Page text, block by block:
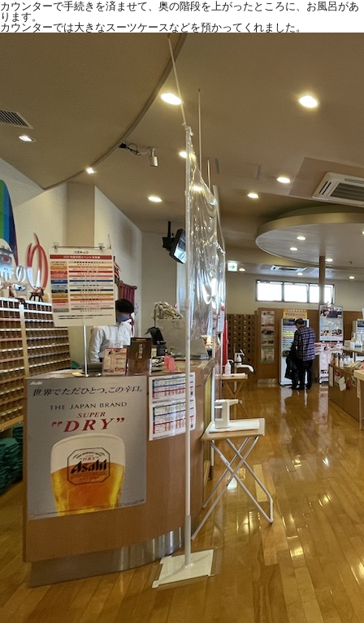
カウンターで手続きを済ませて、奥の階段を上がったところに、お風呂があ
ります。
カウンターでは大きなスーツケースなどを預かってくれました。